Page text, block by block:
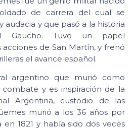
de carrera del cual se
audacia y que pasó a la historia
Gaucho. Tuvo un papel
de San Martín, y frenó
el avance español.
argentino que murió como
y es inspiración de la
Argentina, custodio de las
murió a los 36 años por
1821 y había sido dos veces